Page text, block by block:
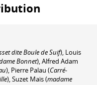
dite Boule de Suif), Louis
Bonnet),Alfred Adam
), Pierre Palau (Carré-
),Suzet Maïs(madame